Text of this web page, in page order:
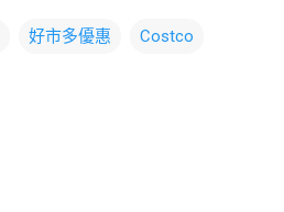
好市多優惠 Costco